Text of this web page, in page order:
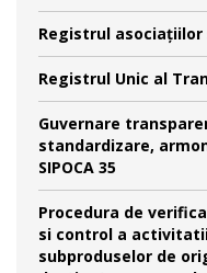
Registrul
Registrul Unic al
Guvernare
standardizare,
SIPOCA 35
Procedura de
si control a
subproduselor de